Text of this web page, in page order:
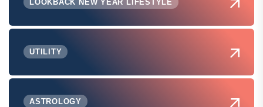
LOOKBACK NEW YEAR LIFESTYLE
UTILITY
ASTROLOGY